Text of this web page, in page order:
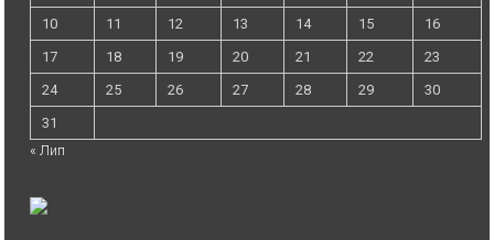
10
11 12 13 14 15
16
17
18 19 20 21 22
23
24
25 26 27 28 29
30
31
« Лип